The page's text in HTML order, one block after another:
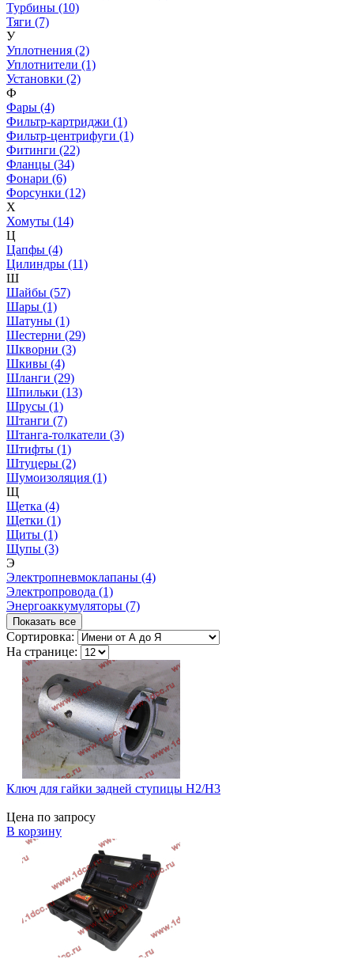
Турбины (10)
Тяги (7)
У
Уплотнения (2)
Уплотнители (1)
Установки (2)
Ф
Фары (4)
Фильтр-картриджи (1)
Фильтр-центрифуги (1)
Фитинги (22)
Фланцы (34)
Фонари (6)
Форсунки (12)
Х
Хомуты (14)
Ц
Цапфы (4)
Цилиндры (11)
Ш
Шайбы (57)
Шары (1)
Шатуны (1)
Шестерни (29)
Шкворни (3)
Шкивы (4)
Шланги (29)
Шпильки (13)
Шрусы (1)
Штанги (7)
Штанга-толкатели (3)
Штифты (1)
Штуцеры (2)
Шумоизоляция (1)
Щ
Щетка (4)
Щетки (1)
Щиты (1)
Щупы (3)
Э
Электропневмоклапаны (4)
Электропровода (1)
Энергоаккумуляторы (7)
Показать все
Сортировка:
На странице:
Ключ для гайки задней ступицы H2/H3
Цена по запросу
В корзину